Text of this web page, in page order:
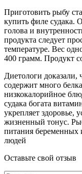
Приготовить рыбу
купить филе судака.
голова и
продукта следует
температуре. Вес
400 грамм. Продукт
Диетологи доказали,
содержит много
низкокалорийное
судака богата
укрепляет здоровье,
жизненный тонус.
питания
людей
Оставьте свой отзыв